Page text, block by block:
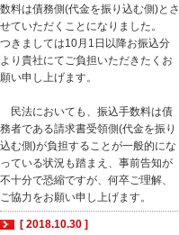
数料は債務側(代金を振り込む側)とさ
せていただくことになりました。
つきましては10月1日以降お振込分
より貴社にてご負担いただきたくお
願い申し上げます。
民法においても、振込手数料は債
務者である請求書受領側(代金を振り
込む側)が負担することが一般的にな
っている状況も踏まえ、事前告知が
不十分で恐縮ですが、何卒ご理解、
ご協力をお願い申し上げます。
[ 2018.10.30 ]